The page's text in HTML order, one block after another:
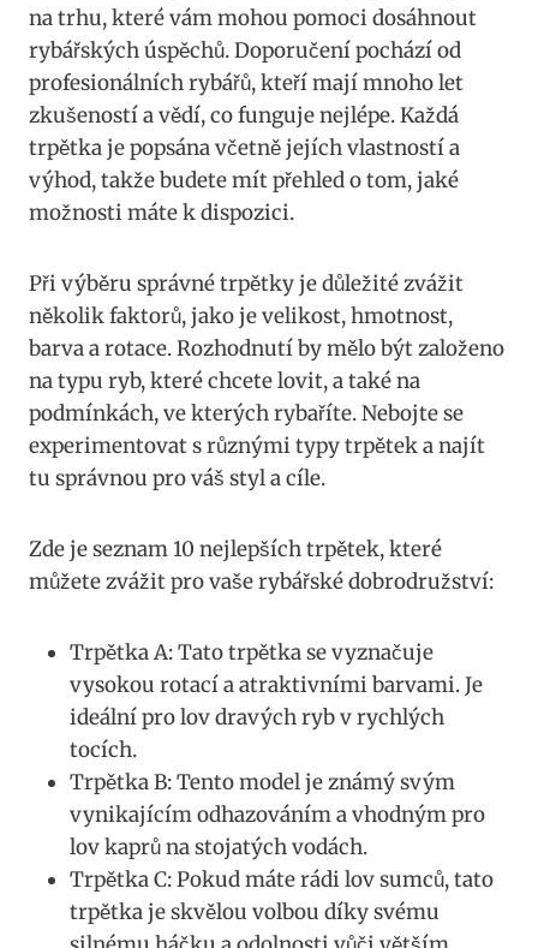
na trhu, které ⁣vám mohou pomoci dosáhnout
rybářských úspěchů. Doporučení pochází‌ od
profesionálních rybářů, kteří mají mnoho let
zkušeností a vědí, co funguje nejlépe.‌ Každá
trpětka je popsána včetně jejích vlastností a
výhod, takže budete mít přehled o tom, jaké⁢
možnosti máte k dispozici.
Při výběru správné trpětky je důležité zvážit
⁢několik faktorů,‍ jako je velikost, hmotnost,
barva a rotace.⁢ Rozhodnutí by mělo být založeno​
na typu ryb, které chcete lovit, a také na
podmínkách, ve kterých rybaříte. Nebojte se
experimentovat s různými ‌typy trpětek a najít
tu správnou pro váš styl a cíle.
Zde je seznam 10​ nejlepších trpětek,​ které
můžete zvážit pro vaše rybářské dobrodružství:
Trpětka A: Tato trpětka se vyznačuje
vysokou⁢ rotací a⁤ atraktivními‍ barvami. Je
ideální pro lov dravých ryb v rychlých
tocích.
Trpětka B: Tento model je známý ⁢svým
vynikajícím odhazováním ⁤a vhodným pro
lov kaprů na ‍stojatých vodách.
Trpětka C: Pokud ‍máte rádi lov sumců, tato
trpětka‌ je skvělou volbou díky svému ​